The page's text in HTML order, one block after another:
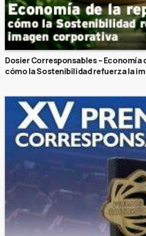
Dosier Corresponsables – Economía
cómo la Sostenibilidad refuerza la